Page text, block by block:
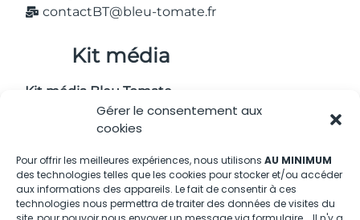
Gérer le consentement aux
cookies
Pour offrir les meilleures expériences, nous utilisons AU MINIMUM
des technologies telles que les cookies pour stocker et/ou accéder
aux informations des appareils. Le fait de consentir à ces
technologies nous permettra de traiter des données de visites du
contactBT@bleu-tomate.fr
Kit média
Kit média Bleu Tomate